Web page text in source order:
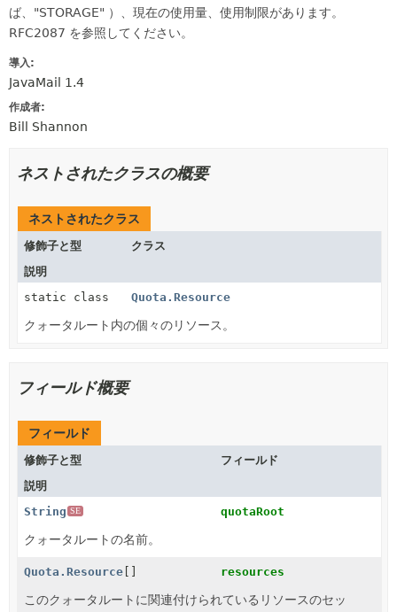
ば、"STORAGE" ）、現在の使用量、使用制限があります。
RFC2087 を参照してください。
導入:
JavaMail 1.4
作成者:
Bill Shannon
ネストされたクラスの概要
ネストされたクラス
修飾子と型
クラス
説明
static class
Quota.Resource
クォータルート内の個々のリソース。
フィールド概要
フィールド
修飾子と型
フィールド
説明
String SE quotaRoot
クォータルートの名前。
Quota.Resource resources
このクォータルートに関連付けられているリソースのセッ